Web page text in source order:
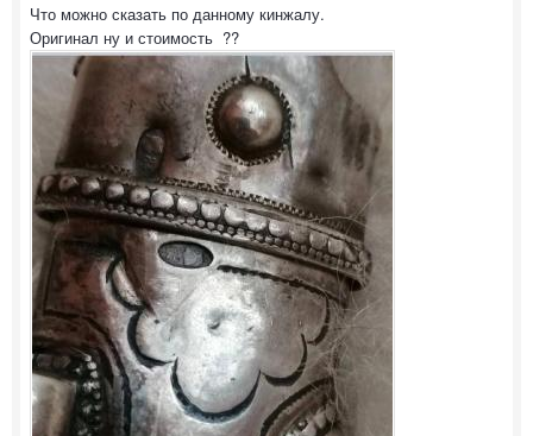
Что можно сказать по данному кинжалу.
Оригинал ну и стоимость ??